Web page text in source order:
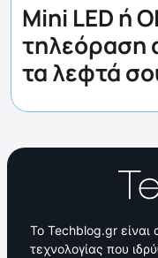
Mini LED ή
τηλεόραση
τα λεφτά
Το Techblog.gr είναι
τεχνολογίας που